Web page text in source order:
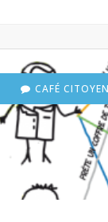
CAFÉ CITOYEN